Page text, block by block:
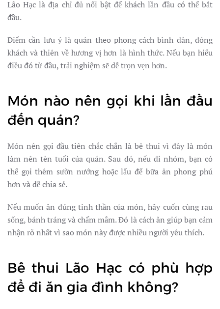
Lão Hạc là địa chỉ đủ nổi bật để khách lần đầu có thể bắt
đầu.
Điểm cần lưu ý là quán theo phong cách bình dân, đông
khách và thiên về hương vị hơn là hình thức. Nếu bạn hiểu
điều đó từ đầu, trải nghiệm sẽ dễ trọn vẹn hơn.
Món nào nên gọi khi lần đầu
đến quán?
Món nên gọi đầu tiên chắc chắn là bê thui vì đây là món
làm nên tên tuổi của quán. Sau đó, nếu đi nhóm, bạn có
thể gọi thêm sườn nướng hoặc lẩu để bữa ăn phong phú
hơn và dễ chia sẻ.
Nếu muốn ăn đúng tinh thần của món, hãy cuốn cùng rau
sống, bánh tráng và chấm mắm. Đó là cách ăn giúp bạn cảm
nhận rõ nhất vì sao món này được nhiều người yêu thích.
Bê thui Lão Hạc có phù hợp
để đi ăn gia đình không?